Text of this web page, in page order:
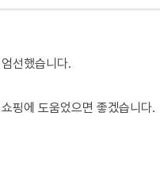
선했습니다.
핑에 도움었으면 좋겠습니다.